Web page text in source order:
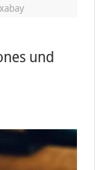
und